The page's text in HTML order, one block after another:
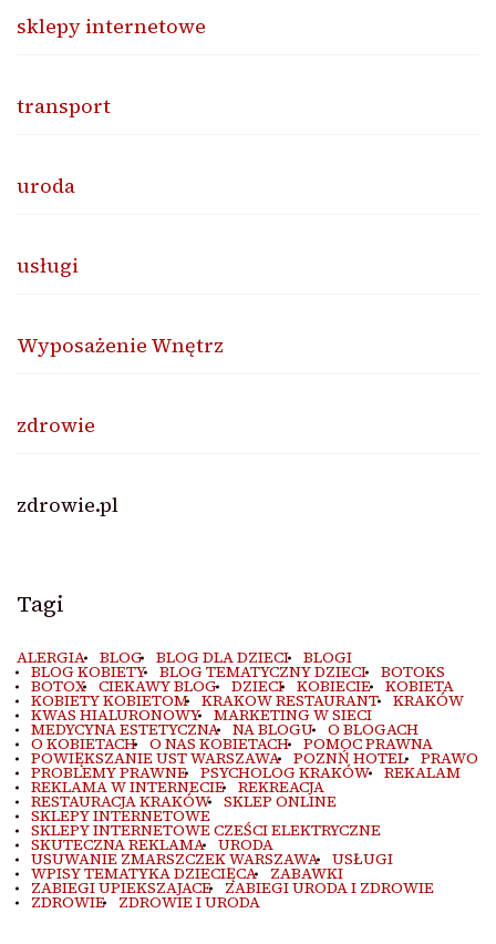
sklepy internetowe
transport
uroda
usługi
Wyposażenie Wnętrz
zdrowie
zdrowie.pl
Tagi
ALERGIA BLOG BLOG DLA DZIECI BLOGI
BLOG KOBIETY BLOG TEMATYCZNY DZIECI BOTOKS
BOTOX CIEKAWY BLOG DZIECI KOBIECIE KOBIETA
KOBIETY KOBIETOM KRAKOW RESTAURANT KRAKÓW
KWAS HIALURONOWY MARKETING W SIECI
MEDYCYNA ESTETYCZNA NA BLOGU O BLOGACH
O KOBIETACH O NAS KOBIETACH POMOC PRAWNA
POWIĘKSZANIE UST WARSZAWA POZNŃ HOTEL PRAWO
PROBLEMY PRAWNE PSYCHOLOG KRAKÓW REKALAM
REKLAMA W INTERNECIE REKREACJA
RESTAURACJA KRAKÓW SKLEP ONLINE
SKLEPY INTERNETOWE
SKLEPY INTERNETOWE CZEŚCI ELEKTRYCZNE
SKUTECZNA REKLAMA URODA
USUWANIE ZMARSZCZEK WARSZAWA USŁUGI
WPISY TEMATYKA DZIECIĘCA ZABAWKI
ZABIEGI UPIEKSZAJACE ZABIEGI URODA I ZDROWIE
ZDROWIE ZDROWIE I URODA